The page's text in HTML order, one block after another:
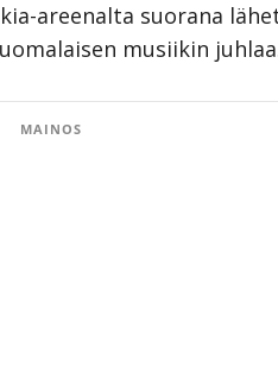
areenalta suorana
musiikin
MAINOS